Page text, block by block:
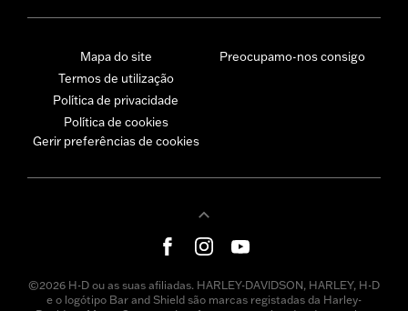
Mapa do site
Termos de utilização
Política de privacidade
Política de cookies
Gerir preferências de cookies
Preocupamo-nos consigo
©2026 H-D ou as suas afiliadas. HARLEY-DAVIDSON, HARLEY, H-D
e o logótipo Bar and Shield são marcas registadas da Harley-